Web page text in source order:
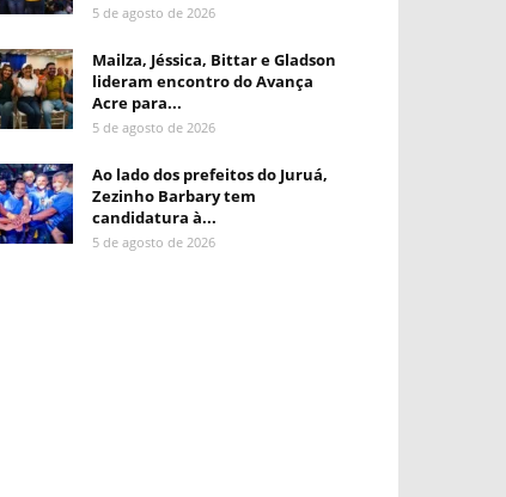
5 de agosto de 2026
Mailza, Jéssica, Bittar e Gladson
lideram encontro do Avança
Acre para...
5 de agosto de 2026
Ao lado dos prefeitos do Juruá,
Zezinho Barbary tem
candidatura à...
5 de agosto de 2026